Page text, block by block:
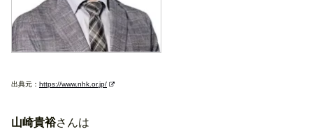
出典元： https://www.nhk.or.jp/
山崎貴裕さんは